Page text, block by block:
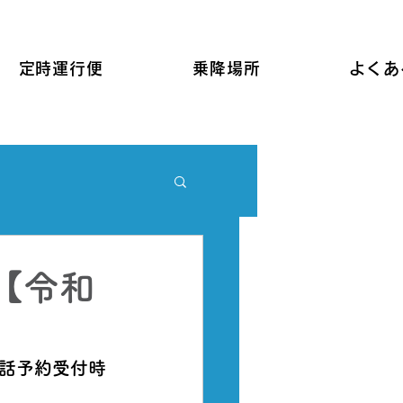
定時運行便 乗降場所 よく
令和
予約受付時